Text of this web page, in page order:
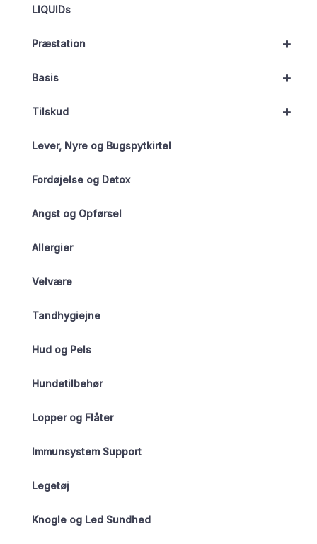
LIQUIDs
+
Præstation
+
Basis
+
Tilskud
Lever, Nyre og Bugspytkirtel
Fordøjelse og Detox
Angst og Opførsel
Allergier
Velvære
Tandhygiejne
Hud og Pels
Hundetilbehør
Lopper og Flåter
Immunsystem Support
Legetøj
Knogle og Led Sundhed